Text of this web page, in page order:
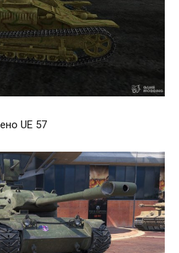
UE 57